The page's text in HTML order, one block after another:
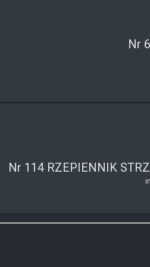
Nr
Nr 114 RZEPIENNIK